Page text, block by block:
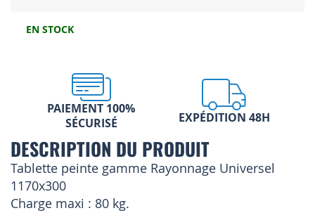
EN STOCK
PAIEMENT 100%
SÉCURISÉ
EXPÉDITION 48H
DESCRIPTION DU PRODUIT
Tablette peinte gamme Rayonnage Universel
1170x300
Charge maxi : 80 kg.